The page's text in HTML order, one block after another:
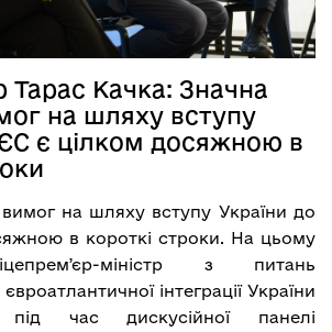
Тарас Качка: Значна
на шляху вступу
є цілком досяжною в
на шляху вступу України до
в короткі строки. На цьому
міністр з питань
інтеграції України
час дискусійної панелі